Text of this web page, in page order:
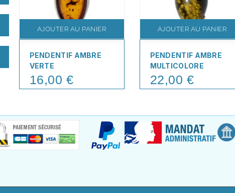
AJOUTER AU PANIER
PENDENTIF AMBRE
VERTE
Price
16,00 €
AJOUTER AU PANIER
PENDENTIF AMBRE
MULTICOLORE
Price
22,00 €